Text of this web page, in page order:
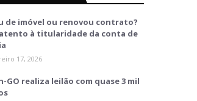
de imóvel ou renovou contrato?
à titularidade da conta de
17, 2026
GO realiza leilão com quase 3 mil